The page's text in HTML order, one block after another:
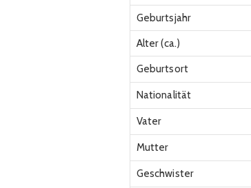
Geburtsjahr
Alter (ca.)
Geburtsort
Nationalität
Vater
Mutter
Geschwister